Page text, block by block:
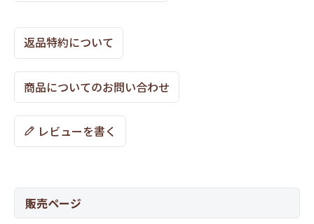
返品特約について
商品についてのお問い合わせ
レビューを書く
販売ページ